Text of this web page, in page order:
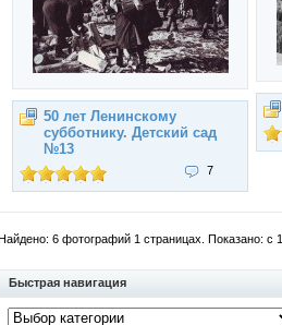
50 лет Ленинскому
субботнику. Детский сад
№13
7
6 фотографий 1 страницах. Показано: с 1
Быстрая навигация